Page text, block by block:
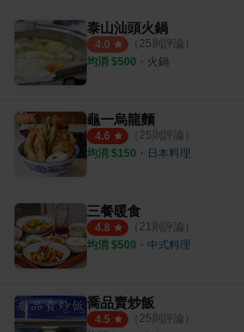
泰山汕頭火鍋
4.0 （ 25則評論）
均消 $500 ・ 火鍋
龜一烏龍麵
4.6 （ 25則評論）
均消 $150 ・ 日本料理
三餐暖食
4.8 （ 21則評論）
均消 $500 ・ 中式料理
喬品賣炒飯
4.5 （ 25則評論）